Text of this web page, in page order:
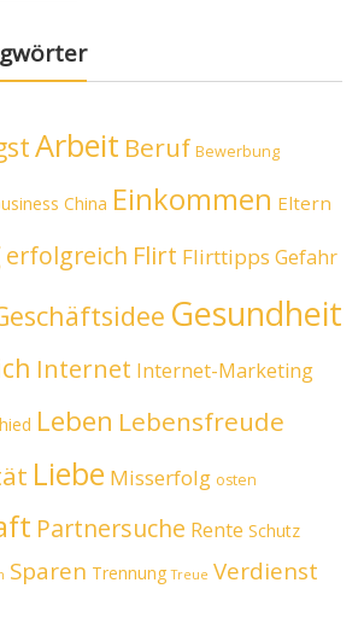
Arbeit Beruf Bewerbung
China Einkommen Eltern
erfolgreich Flirt Flirttipps Gefahr
Gesundheit
Internet Internet-Marketing
Leben Lebensfreude
Liebe Misserfolg osten
Partnersuche Rente Schutz
Sparen Trennung Treue Verdienst